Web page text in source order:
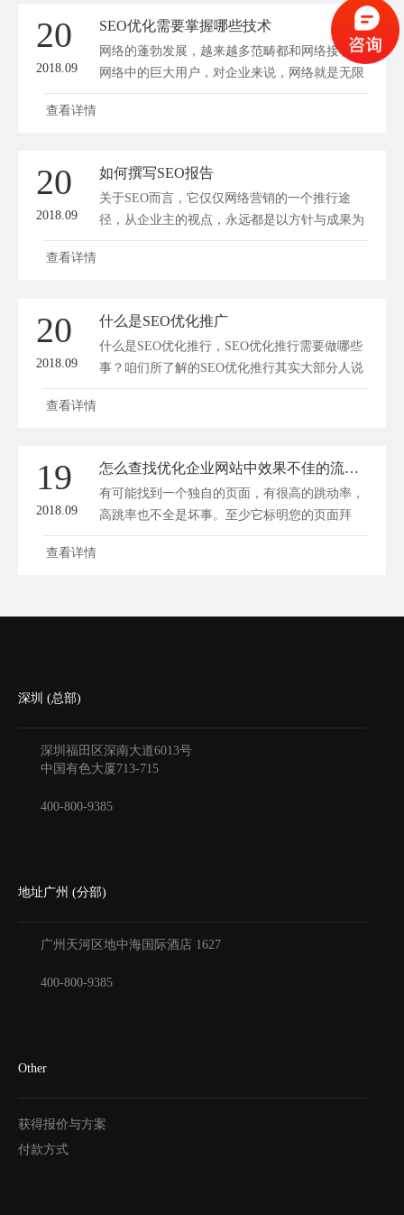
20
2018.09
SEO优化需要掌握哪些技术
网络的蓬勃发展，越来越多范畴都和网络接轨，
网络中的巨大用户，对企业来说，网络就是无限
的商...
查看详情
20
2018.09
如何撰写SEO报告
关于SEO而言，它仅仅网络营销的一个推行途
径，从企业主的视点，永远都是以方针与成果为
导向...
查看详情
20
2018.09
什么是SEO优化推广
什么是SEO优化推行，SEO优化推行需要做哪些
事？咱们所了解的SEO优化推行其实大部分人说
的...
查看详情
19
2018.09
怎么查找优化企业网站中效果不佳的流量入口页
有可能找到一个独自的页面，有很高的跳动率，
高跳率也不全是坏事。至少它标明您的页面拜
访...
查看详情
深圳 (总部)
深圳福田区深南大道6013号
中国有色大厦713-715
400-800-9385
地址广州 (分部)
广州天河区地中海国际酒店 1627
400-800-9385
Other
获得报价与方案
付款方式